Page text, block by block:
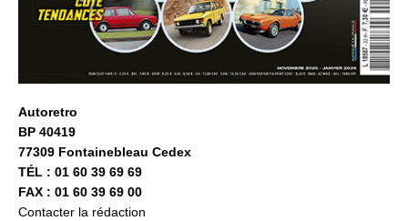
Autoretro
BP 40419
77309 Fontainebleau Cedex
TÉL : 01 60 39 69 69
FAX : 01 60 39 69 00
Contacter la rédaction